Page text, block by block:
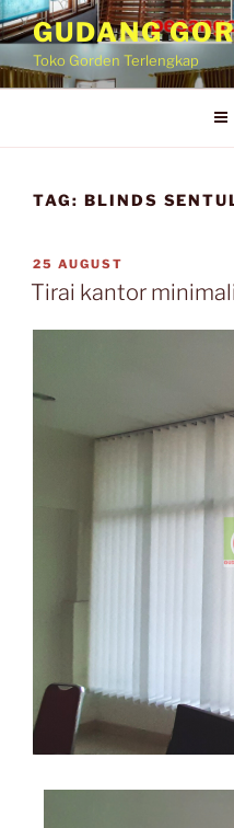
GUDANG
Toko Gorden Terlengkap
TAG: BLINDS
25 AUGUST
Tirai kantor